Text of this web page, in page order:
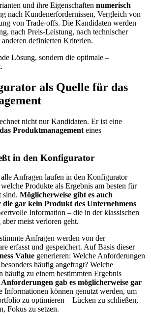
und ihre Eigenschaften numerisch
nach Kundenerfordernissen, Vergleich von
von Trade-offs. Die Kandidaten werden
nach Preis-Leistung, nach technischer
anderen definierten Kriterien.
Lösung, sondern die optimale –
als Quelle für das
nicht nur Kandidaten. Er ist eine
Produktmanagement eines
in den Konfigurator
Anfragen laufen in den Konfigurator
Produkte als Ergebnis am besten für
sind. Möglicherweise gibt es auch
gar kein Produkt des Unternehmens
Information – die in der klassischen
meist verloren geht.
Anfragen werden von der
erfasst und gespeichert. Auf Basis dieser
Value generieren: Welche Anforderungen
häufig angefragt? Welche
häufig zu einem bestimmten Ergebnis
gab es möglicherweise gar
Informationen können genutzt werden, um
zu optimieren – Lücken zu schließen,
Fokus zu setzen.